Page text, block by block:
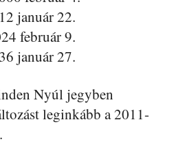
január 22.
február 9.
január 27.
Nyúl jegyben
leginkább a 2011-